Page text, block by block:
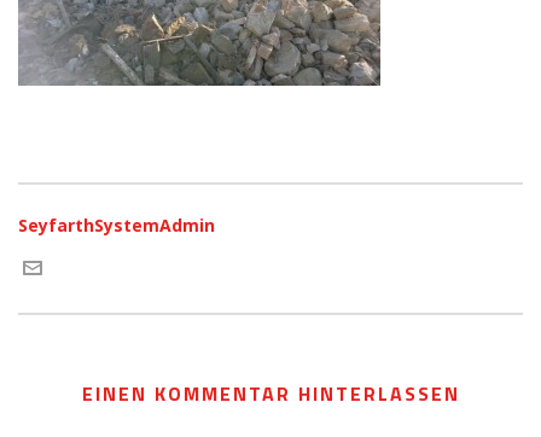
SeyfarthSystemAdmin
EINEN KOMMENTAR HINTERLASSEN